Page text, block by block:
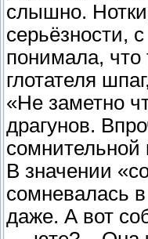
слышно.
серьёзности,
понимала, что
глотателя
«Не заметно
драгунов.
сомнительной
В значении
сомневалась
даже. А вот